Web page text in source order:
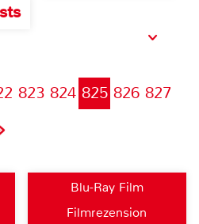
823 824 825 826 827
Blu-Ray Film
Filmrezension